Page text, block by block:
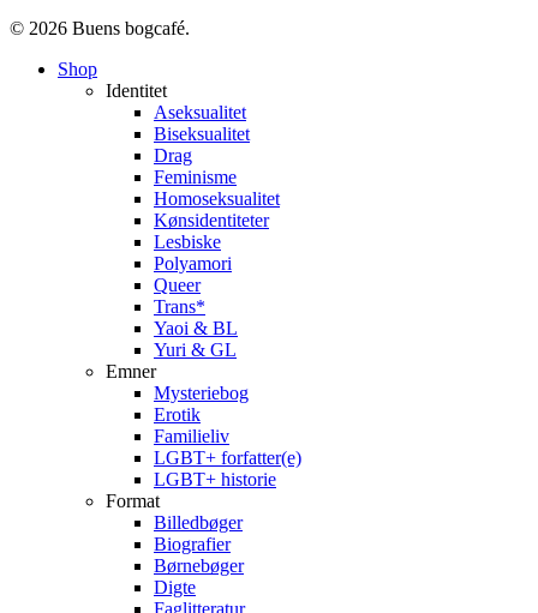
© 2026 Buens bogcafé.
Close
Shop
Identitet
Aseksualitet
Biseksualitet
Drag
Feminisme
Homoseksualitet
Kønsidentiteter
Lesbiske
Polyamori
Queer
Trans*
Yaoi & BL
Yuri & GL
Emner
Mysteriebog
Erotik
Familieliv
LGBT+ forfatter(e)
LGBT+ historie
Format
Billedbøger
Biografier
Børnebøger
Digte